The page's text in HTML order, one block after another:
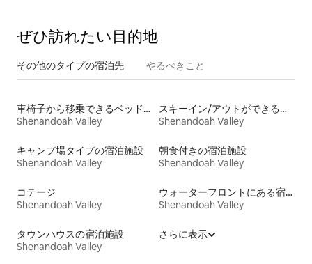
ぜひ訪⁠れ⁠た⁠い目⁠的⁠地
その他のタ⁠イ⁠プ⁠の宿⁠泊⁠先 やるべきこと
車椅子から移乗できるベッドがある宿泊施設
Shenandoah Valley
スキーイン/アウトができる宿泊先
Shenandoah Valley
キャンプ場タイプの宿泊施設
Shenandoah Valley
朝食付きの宿泊施設
Shenandoah Valley
コテージ
Shenandoah Valley
ウォーターフロントにある宿泊施設
Shenandoah Valley
タウンハウスの宿泊施設
Shenandoah Valley
さらに表示